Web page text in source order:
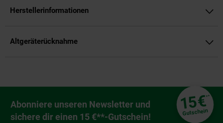
Herstellerinformationen
Altgeräterücknahme
Newsletter Anmeldung
Abonniere unseren Newsletter und
sichere dir einen 15 €**-Gutschein!
15€**
Gutschein